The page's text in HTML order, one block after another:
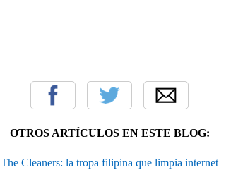
OTROS ARTÍCULOS EN ESTE BLOG:
The Cleaners: la tropa filipina que limpia internet